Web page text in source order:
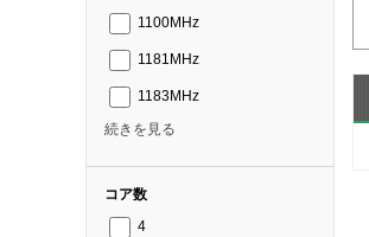
1100MHz
1181MHz
1183MHz
続きを見る
コア数
4